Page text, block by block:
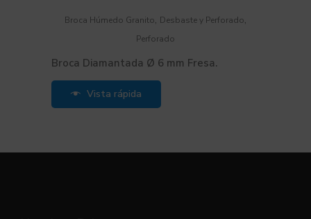
Broca Húmedo Granito, Desbaste y Perforado,
Perforado
Broca Diamantada Ø 6 mm Fresa.
Vista rápida